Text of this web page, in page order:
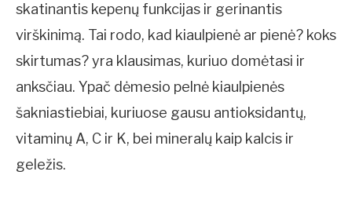
skatinantis kepenų funkcijas ir gerinantis
virškinimą. Tai rodo, kad kiaulpienė ar pienė? koks
skirtumas? yra klausimas, kuriuo domėtasi ir
anksčiau. Ypač dėmesio pelnė kiaulpienės
šakniastiebiai, kuriuose gausu antioksidantų,
vitaminų A, C ir K, bei mineralų kaip kalcis ir
geležis.